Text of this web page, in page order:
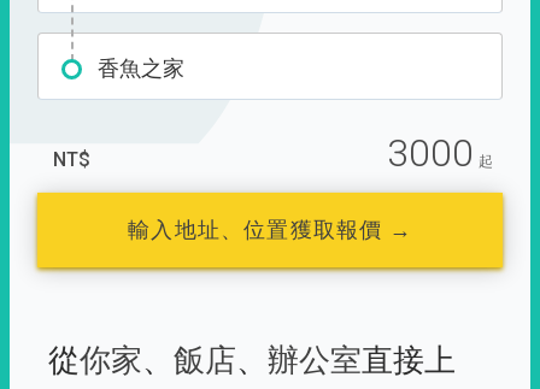
香魚之家
NT$ 3000 起
輸入地址、位置獲取報價 →
從你家、 飯店、 辦公室直接上